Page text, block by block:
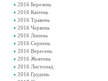
2016 Березень
2016 Квітень
2016 Травень
2016 Червень
2016 Липень
2016 Серпень
2016 Вересень
2016 Жовтень
2016 Листопад
2016 Грудень